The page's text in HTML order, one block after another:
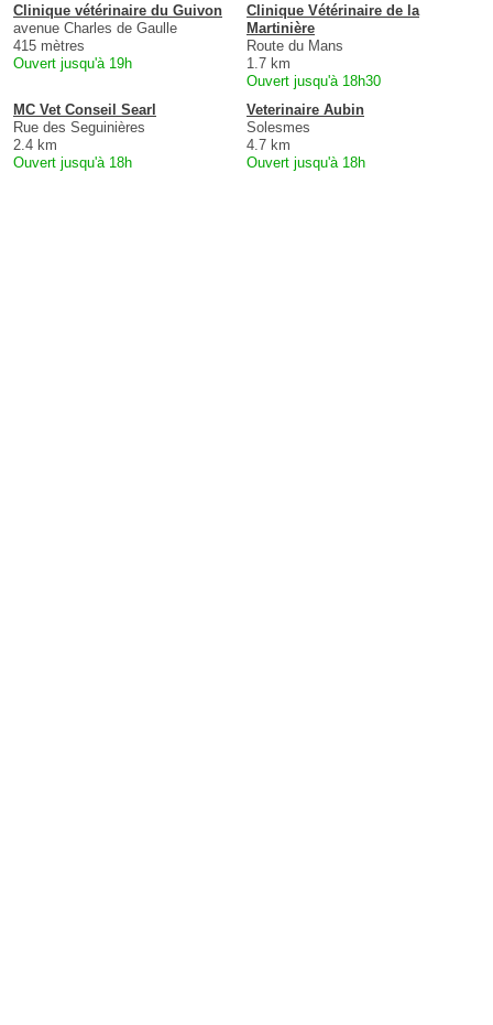
Clinique vétérinaire du Guivon
avenue Charles de Gaulle
415 mètres
Ouvert jusqu'à 19h
Clinique Vétérinaire de la
Martinière
Route du Mans
1.7 km
Ouvert jusqu'à 18h30
MC Vet Conseil Searl
Rue des Seguinières
2.4 km
Ouvert jusqu'à 18h
Veterinaire Aubin
Solesmes
4.7 km
Ouvert jusqu'à 18h